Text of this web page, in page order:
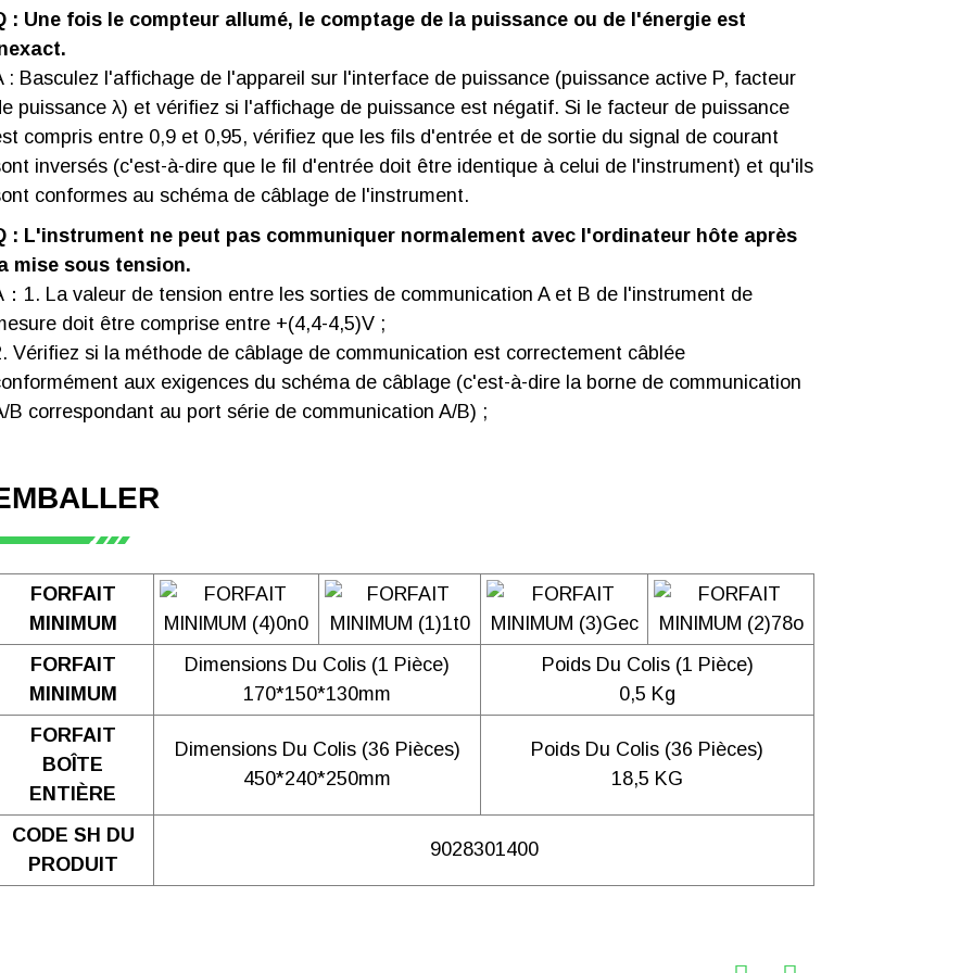
: Une fois le compteur allumé, le comptage de la puissance ou de l'énergie est
: Basculez l'affichage de l'appareil sur l'interface de puissance (puissance active P, facteur
puissance λ) et vérifiez si l'affichage de puissance est négatif. Si le facteur de puissance
compris entre 0,9 et 0,95, vérifiez que les fils d'entrée et de sortie du signal de courant
inversés (c'est-à-dire que le fil d'entrée doit être identique à celui de l'instrument) et qu'ils
conformes au schéma de câblage de l'instrument.
: L'instrument ne peut pas communiquer normalement avec l'ordinateur hôte après
mise sous tension.
：1. La valeur de tension entre les sorties de communication A et B de l'instrument de
doit être comprise entre +(4,4-4,5)V ;
Vérifiez si la méthode de câblage de communication est correctement câblée
aux exigences du schéma de câblage (c'est-à-dire la borne de communication
B correspondant au port série de communication A/B) ;
FORFAIT
MINIMUM
FORFAIT
MINIMUM
Dimensions Du Colis (1 Pièce)
170*150*130mm
Poids Du Colis (1 Pièce)
0,5 Kg
FORFAIT
BOÎTE
ENTIÈRE
Dimensions Du Colis (36 Pièces)
450*240*250mm
Poids Du Colis (36 Pièces)
18,5 KG
CODE SH DU
PRODUIT
9028301400